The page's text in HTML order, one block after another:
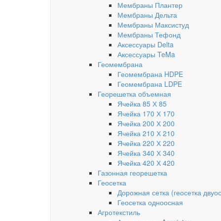
Мембраны Плантер
Мембраны Дельта
Мембраны Максистуд
Мембраны Тефонд
Аксессуары Delta
Аксессуары TeMa
Геомембрана
Геомембрана HDPE
Геомембрана LDPE
Георешетка объемная
Ячейка 85 Х 85
Ячейка 170 Х 170
Ячейка 200 Х 200
Ячейка 210 Х 210
Ячейка 220 Х 220
Ячейка 340 Х 340
Ячейка 420 Х 420
Газонная георешетка
Геосетка
Дорожная сетка (геосетка
Геосетка одноосная
Агротекстиль